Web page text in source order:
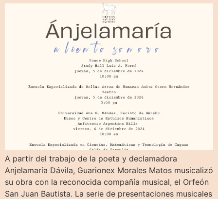
A partir del trabajo de la poeta y declamadora
Anjelamaría Dávila, Guarionex Morales Matos musicalizó
su obra con la reconocida compañía musical, el Orfeón
San Juan Bautista. La serie de presentaciones musicales